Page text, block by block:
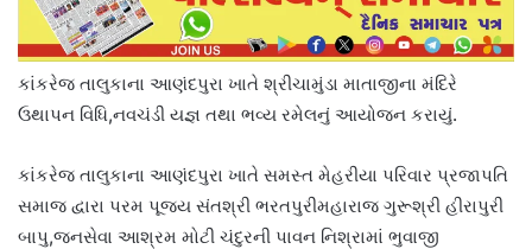
કાંકરેજ તાલુકાના આણંદપુરા ખાતે શ્રીચામુંડા માતાજીના મંદિરે
ઉથાપન વિધિ,નવચંડી યજ્ઞ તથા ભવ્ય રમેલનું આયોજન કરાયું.
કાંકરેજ તાલુકાના આણંદપુરા ખાતે સમસ્ત મેહરીયા પરિવાર પ્રજાપતિ
સમાજ દ્વારા પરમ પૂજ્ય સંતશ્રી ભરતપુરીમહારાજ ગુરૂશ્રી હીરાપુરી
બાપુ,જનસેવા આશ્રમ મોટી ચંદુરની પાવન નિશ્રામાં ભુવાજી